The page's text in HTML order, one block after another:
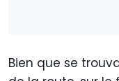
Bien que se